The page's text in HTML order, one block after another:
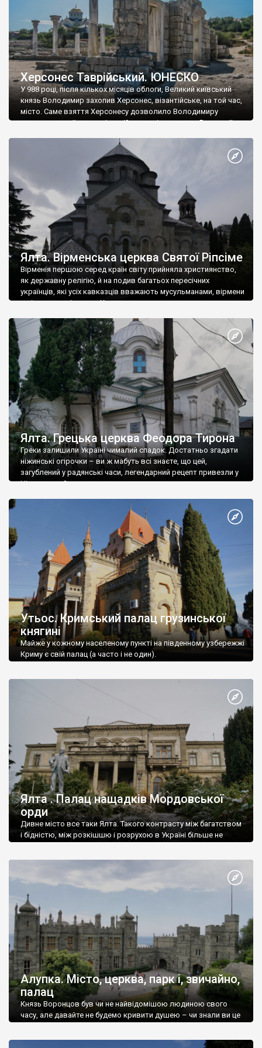
Херсонес Таврійський. ЮНЕСКО
У 988 році, після кількох місяців облоги, Великий київський
князь Володимир захопив Херсонес, візантійське, на той час,
місто. Саме взяття Херсонесу дозволило Володимиру
диктувати свої умови візантійському імператору Василю ІІ, та
Херсонесі Володимир-язичник, став Василем-християнином.
А потім було Хрещення Русі. На честь Херсонесу Таврійського
Ялта. Вірменська церква Святої Ріпсіме
Вірменія першою серед країн світу прийняла християнство,
як державну релігію, й на подив багатьох пересічних
українців, які усіх кавказців вважають мусульманами, вірмени
є відданими вірянами Христа
Ялта. Грецька церква Феодора Тирона
Греки залишили Україні чималий спадок. Достатньо згадати
ніжинські огірочки – ви ж мабуть всі знаєте, що цей,
загублений у радянські часи, легендарний рецепт привезли у
Ніжин греки?
Утьос. Кримський палац грузинської
княгині
Майже у кожному населеному пункті на південному узбережжі
Криму є свій палац (а часто і не один).
Ялта . Палац нащадків Мордовської
орди
Дивне місто все таки Ялта. Такого контрасту між багатством
і бідністю, між розкішшю і розрухою в Україні більше не
Алупка. Місто, церква, парк і, звичайно,
палац
Князь Воронцов був чи не найвідомішою людиною свого
часу, але давайте не будемо кривити душею – чи знали ви це